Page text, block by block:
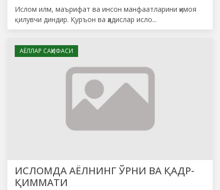
Ислом илм, маърифат ва инсон манфаатларини ҳимоя
қилувчи диндир. Қуръон ва ҳадислар исло...
АЁЛЛАР САҲИФАСИ
ИСЛОМДА АЁЛНИНГ ЎРНИ ВА ҚАДР-
ҚИММАТИ